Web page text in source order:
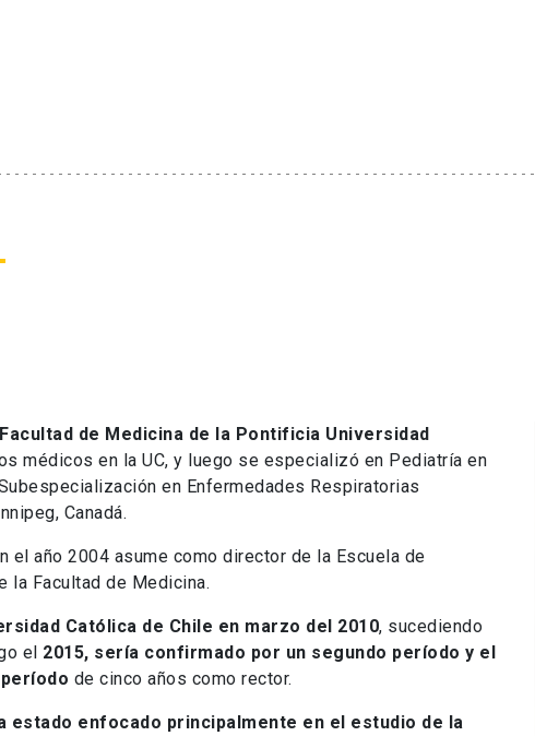
de Medicina de la Pontificia Universidad
médicos en la UC, y luego se especializó en Pediatría en
en Enfermedades Respiratorias
Canadá.
el año 2004 asume como director de la Escuela de
la Facultad de Medicina.
Católica de Chile en marzo del 2010, sucediendo
el 2015, sería confirmado por un segundo período y el
de cinco años como rector.
estado enfocado principalmente en el estudio de la